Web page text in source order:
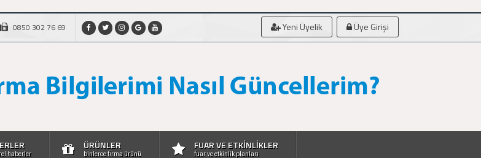
0850 302 76 69 Yeni Üyelik Üye Girişi
haberler
ÜRÜNLER
binlerce firma ürünü
FUAR VE ETKİNLİKLER
fuar ve etkinlik planları